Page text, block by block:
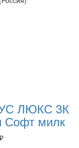
ЛЮКС 3К
Софт милк